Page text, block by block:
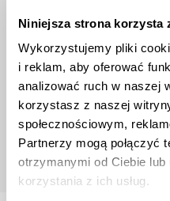
Niniejsza strona korzysta
Wykorzystujemy pliki
i reklam, aby oferować
analizować ruch w naszej
korzystasz z naszej
społecznościowym,
Partnerzy mogą połączyć
otrzymanymi od Ciebie
korzystania z ich usług.
ATPOLAN SOIL MAXX
67,19 zł